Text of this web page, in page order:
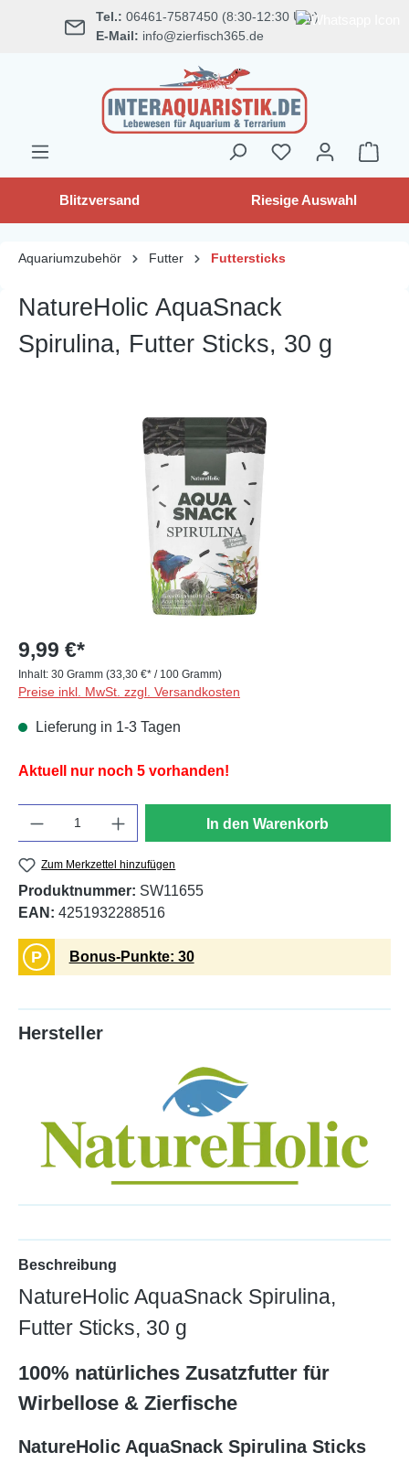
springen Tel.: 06461-7587450 (8:30-12:30 Uhr)
E-Mail: info@zierfisch365.de
Blitzversand Riesige Auswahl
Aquariumzubehör Futter Futtersticks
NatureHolic AquaSnack
Spirulina, Futter Sticks, 30 g
Bildergalerie überspringen
9,99 €*
Inhalt: 30 Gramm (33,30 €* / 100 Gramm)
Preise inkl. MwSt. zzgl. Versandkosten
Lieferung in 1-3 Tagen
Aktuell nur noch 5 vorhanden!
In den Warenkorb
Zum Merkzettel hinzufügen
Produktnummer: SW11655
EAN: 4251932288516
P Bonus-Punkte: 30
Hersteller
Beschreibung
NatureHolic AquaSnack Spirulina,
Futter Sticks, 30 g
100% natürliches Zusatzfutter für
Wirbellose & Zierfische
NatureHolic AquaSnack Spirulina Sticks